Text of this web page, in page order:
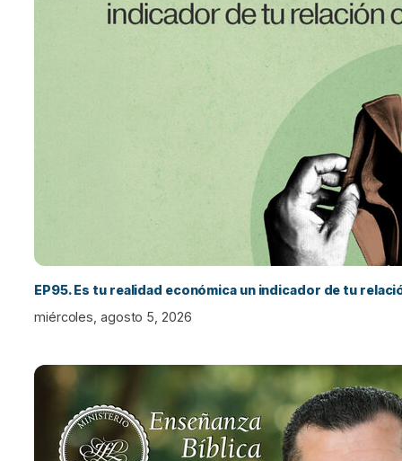
EP95. Es tu realidad económica un indicador de tu
miércoles, agosto 5, 2026